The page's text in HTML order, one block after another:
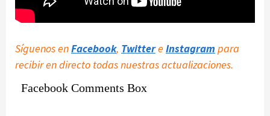
Síguenos enFacebook, Twittere Instagram para
recibir en directo todas nuestras actualizaciones.
Facebook Comments Box